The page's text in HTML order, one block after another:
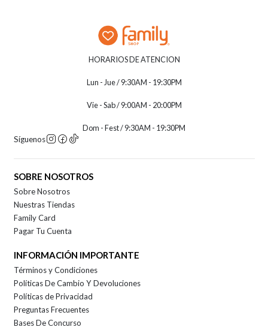
HORARIOS DE ATENCION
Lun - Jue / 9:30AM - 19:30PM
Vie - Sab / 9:00AM - 20:00PM
Dom - Fest / 9:30AM - 19:30PM
Síguenos
SOBRE NOSOTROS
Sobre Nosotros
Nuestras Tiendas
Family Card
Pagar Tu Cuenta
INFORMACIÓN IMPORTANTE
Términos y Condiciones
Políticas De Cambio Y Devoluciones
Políticas de Privacidad
Preguntas Frecuentes
Bases De Concurso